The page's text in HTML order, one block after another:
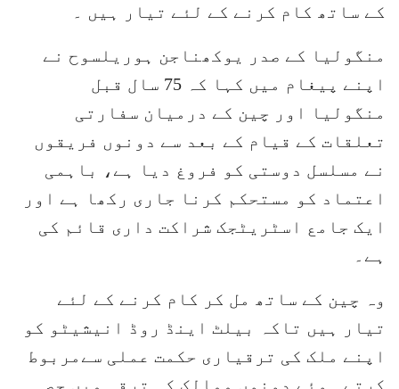
کے ساتھ کام کرنے کے لئے تیار ہیں ۔
منگولیا کے صدر یوکھناجن ہوریلسوح نے
اپنے پیغام میں کہا کہ 75 سال قبل
منگولیا اور چین کے درمیان سفارتی
تعلقات کے قیام کے بعد سے دونوں فریقوں
نے مسلسل دوستی کو فروغ دیا ہے، باہمی
اعتماد کو مستحکم کرنا جاری رکھا ہے اور
ایک جامع اسٹریٹجک شراکت داری قائم کی
ہے۔
وہ چین کے ساتھ مل کر کام کرنے کے لئے
تیار ہیں تاکہ بیلٹ اینڈ روڈ انیشیٹو کو
اپنے ملک کی ترقیاری حکمت عملی سےمربوط
کرتے ہوئے دونوں ممالک کی ترقی میں حصہ